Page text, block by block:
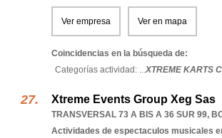
Ver empresa Ver en mapa
Coincidencias en la búsqueda de:
Categorías actividad: ...XTREME KARTS
Xtreme Events Group Xeg Sas
TRANSVERSAL 73 A BIS A 36 SUR 99,
Actividades de espectaculos musicales